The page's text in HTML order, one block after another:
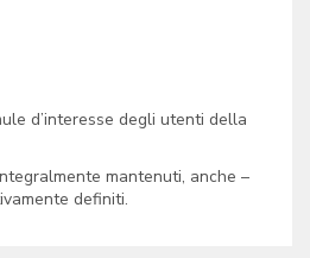
d’interesse degli utenti della
mantenuti, anche –
definiti.